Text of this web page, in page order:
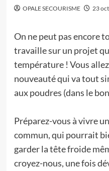
OPALE SECOURISME 23
On ne peut pas encore
travaille sur un projet
température ! Vous
nouveauté qui va tout
aux poudres (dans le
Préparez-vous à vivre
commun, qui pourrait
garder la tête froide
croyez-nous, une fois